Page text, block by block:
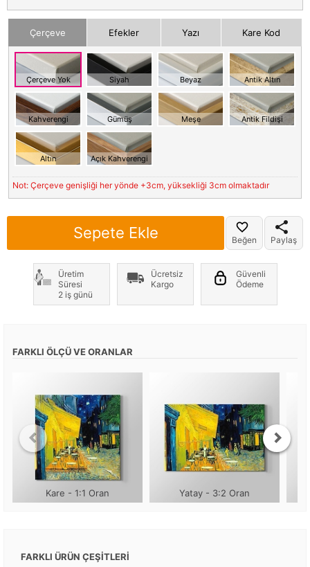
Çerçeve Efekler Yazı Kare Kod
Çerçeve Yok Siyah Beyaz Antik Altın
Kahverengi Gümüş Meşe Antik Fildişi
Altın Açık Kahverengi
Not: Çerçeve genişliği her yönde +3cm, yüksekliği 3cm olmaktadır
Sepete Ekle Beğen Paylaş
Üretim
Süresi
2 iş günü
Ücretsiz
Kargo
Güvenli
Ödeme
FARKLI ÖLÇÜ VE ORANLAR
Kare - 1:1 Oran Yatay - 3:2 Oran
FARKLI ÜRÜN ÇEŞİTLERİ